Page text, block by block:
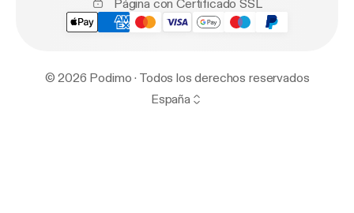
Página con Certificado SSL
© 2026 Podimo · Todos los derechos reservados
España